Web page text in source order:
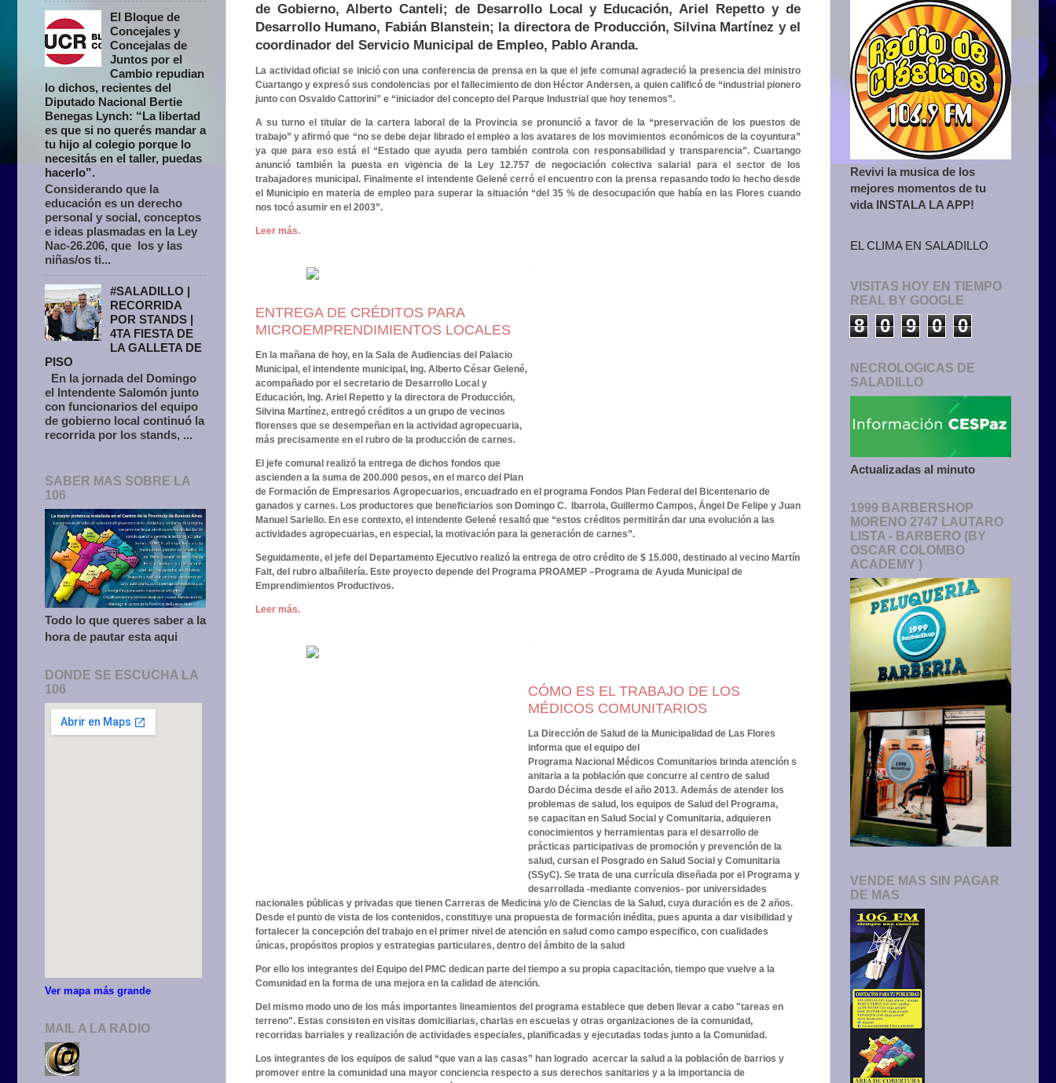
de Gobierno, Alberto Canteli; de Desarrollo Local y Educación, Ariel Repetto y de
Desarrollo Humano, Fabián Blanstein; la directora de Producción, Silvina Martínez y el
coordinador del Servicio Municipal de Empleo, Pablo Aranda.
La actividad oficial se inició con una conferencia de prensa en la que el jefe comunal agradeció la presencia del ministro
Cuartango y expresó sus condolencias por el fallecimiento de don Héctor Andersen, a quien calificó de “industrial pionero
junto con Osvaldo Cattorini” e “iniciador del concepto del Parque Industrial que hoy tenemos”.
A su turno el titular de la cartera laboral de la Provincia se pronunció a favor de la “preservación de los puestos de
trabajo” y afirmó que “no se debe dejar librado el empleo a los avatares de los movimientos económicos de la coyuntura”
ya que para eso está el “Estado que ayuda pero también controla con responsabilidad y transparencia”. Cuartango
anunció también la puesta en vigencia de la Ley 12.757 de negociación colectiva salarial para el sector de los
trabajadores municipal. Finalmente el intendente Gelené cerró el encuentro con la prensa repasando todo lo hecho desde
el Municipio en materia de empleo para superar la situación “del 35 % de desocupación que había en las Flores cuando
nos tocó asumir en el 2003”.
Leer más.
ENTREGA DE CRÉDITOS PARA
MICROEMPRENDIMIENTOS LOCALES
En la mañana de hoy, en la Sala de Audiencias del Palacio
Municipal, el intendente municipal, Ing. Alberto César Gelené,
acompañado por el secretario de Desarrollo Local y
Educación, Ing. Ariel Repetto y la directora de Producción,
Silvina Martínez, entregó créditos a un grupo de vecinos
florenses que se desempeñan en la actividad agropecuaria,
más precisamente en el rubro de la producción de carnes.
El jefe comunal realizó la entrega de dichos fondos que
ascienden a la suma de 200.000 pesos, en el marco del Plan
de Formación de Empresarios Agropecuarios, encuadrado en el programa Fondos Plan Federal del Bicentenario de
ganados y carnes. Los productores que beneficiarios son Domingo C. Ibarrola, Guillermo Campos, Ángel De Felipe y Juan
Manuel Sariello. En ese contexto, el intendente Gelené resaltó que “estos créditos permitirán dar una evolución a las
actividades agropecuarias, en especial, la motivación para la generación de carnes”.
Seguidamente, el jefe del Departamento Ejecutivo realizó la entrega de otro crédito de $ 15.000, destinado al vecino Martín
Fait, del rubro albañilería. Este proyecto depende del Programa PROAMEP –Programa de Ayuda Municipal de
Emprendimientos Productivos.
Leer más.
CÓMO ES EL TRABAJO DE LOS
MÉDICOS COMUNITARIOS
La Dirección de Salud de la Municipalidad de Las Flores
informa que el equipo del
Programa Nacional Médicos Comunitarios brinda atención s
anitaria a la población que concurre al centro de salud
Dardo Décima desde el año 2013. Además de atender los
problemas de salud, los equipos de Salud del Programa,
se capacitan en Salud Social y Comunitaria, adquieren
conocimientos y herramientas para el desarrollo de
prácticas participativas de promoción y prevención de la
salud, cursan el Posgrado en Salud Social y Comunitaria
(SSyC). Se trata de una currícula diseñada por el Programa y
desarrollada -mediante convenios- por universidades
nacionales públicas y privadas que tienen Carreras de Medicina y/o de Ciencias de la Salud, cuya duración es de 2 años.
Desde el punto de vista de los contenidos, constituye una propuesta de formación inédita, pues apunta a dar visibilidad y
fortalecer la concepción del trabajo en el primer nivel de atención en salud como campo especifico, con cualidades
únicas, propósitos propios y estrategias particulares, dentro del ámbito de la salud
Por ello los integrantes del Equipo del PMC dedican parte del tiempo a su propia capacitación, tiempo que vuelve a la
Comunidad en la forma de una mejora en la calidad de atención.
Del mismo modo uno de los más importantes lineamientos del programa establece que deben llevar a cabo "tareas en
terreno". Estas consisten en visitas domiciliarias, charlas en escuelas y otras organizaciones de la comunidad,
recorridas barriales y realización de actividades especiales, planificadas y ejecutadas todas junto a la Comunidad.
Los integrantes de los equipos de salud “que van a las casas” han logrado acercar la salud a la población de barrios y
promover entre la comunidad una mayor conciencia respecto a sus derechos sanitarios y a la importancia de
El Bloque de
Concejales y
Concejalas de
Juntos por el
Cambio repudian
lo dichos, recientes del
Diputado Nacional Bertie
Benegas Lynch: “La libertad
es que si no querés mandar a
tu hijo al colegio porque lo
necesitás en el taller, puedas
hacerlo”.
Considerando que la
educación es un derecho
personal y social, conceptos
e ideas plasmadas en la Ley
Nac-26.206, que los y las
niñas/os ti...
#SALADILLO |
RECORRIDA
POR STANDS |
4TA FIESTA DE
LA GALLETA DE
PISO
En la jornada del Domingo
el Intendente Salomón junto
con funcionarios del equipo
de gobierno local continuó la
recorrida por los stands, ...
SABER MAS SOBRE LA
106
Todo lo que queres saber a la
hora de pautar esta aqui
DONDE SE ESCUCHA LA
106
Ver mapa más grande
MAIL A LA RADIO
Revivi la musica de los
mejores momentos de tu
vida INSTALA LA APP!
EL CLIMA EN SALADILLO
VISITAS HOY EN TIEMPO
REAL BY GOOGLE
8 0 9 0 0
NECROLOGICAS DE
SALADILLO
Actualizadas al minuto
1999 BARBERSHOP
MORENO 2747 LAUTARO
LISTA - BARBERO (BY
OSCAR COLOMBO
ACADEMY )
VENDE MAS SIN PAGAR
DE MAS